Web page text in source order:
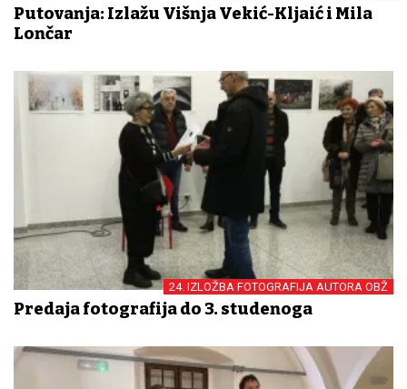
Putovanja: Izlažu Višnja Vekić-Kljaić i Mila
Lončar
24. IZLOŽBA FOTOGRAFIJA AUTORA OBŽ
Predaja fotografija do 3. studenoga